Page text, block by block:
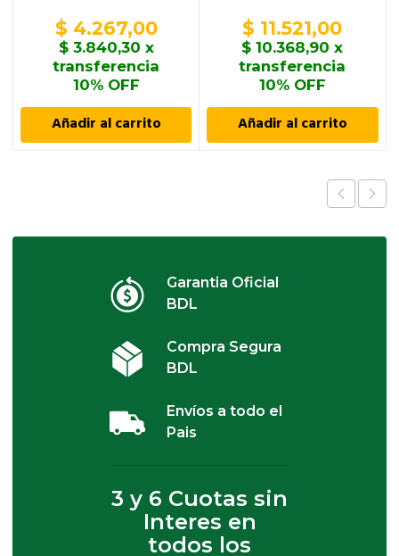
$ 4.267,00
$3.840,30 x
transferencia
10% OFF
Añadir al carrito
$ 11.521,00
$ 10.368,90 x
transferencia
10% OFF
Añadir al carrito
Garantia Oficial
BDL
Compra Segura
BDL
Envíos a todo el
Pais
3 y 6 Cuotas sin
Interes en
todos los